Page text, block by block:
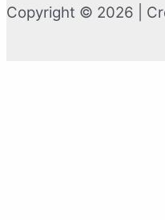
Copyright © 2026 |